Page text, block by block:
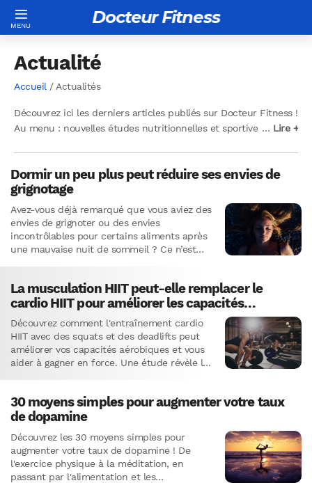
Docteur Fitness
Actualité
Accueil / Actualités
Découvrez ici les derniers articlespubliés sur Docteur Fitness !
Au menu : nouvelles études nutritionnelles et sportives,
chaque semaine de nouveaux articles pour vous permettre
d’être au top ! N’hésitez pas à nous suivre sur
… Lire +
… Lire +
Dormir un peu plus peut réduire ses envies de
grignotage
Avez-vous déjà remarqué que vous aviez des
envies de grignoter ou des envies
incontrôlables pour certains aliments après
une mauvaise nuit de sommeil ? Ce n’est
La musculation HIIT peut-elle remplacer le
cardio HIIT pour améliorer les capacités
aérobiques ?
Découvrez comment l'entraînement cardio
HIIT avec des squats et des deadlifts peut
améliorer vos capacités aérobiques et vous
aider à gagner en force. Une étude révèle les
Ne manquez pas ces informations clés pour
booster vos performances !
30 moyens simples pour augmenter votre taux
de dopamine
Découvrez les 30 moyens simples pour
augmenter votre taux de dopamine ! De
l'exercice physique à la méditation, en
passant par l'alimentation et les